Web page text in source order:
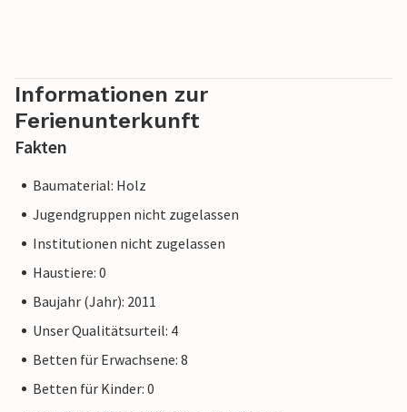
Informationen zur
Ferienunterkunft
Fakten
Baumaterial: Holz
Jugendgruppen nicht zugelassen
Institutionen nicht zugelassen
Haustiere: 0
Baujahr (Jahr): 2011
Unser Qualitätsurteil: 4
Betten für Erwachsene: 8
Betten für Kinder: 0